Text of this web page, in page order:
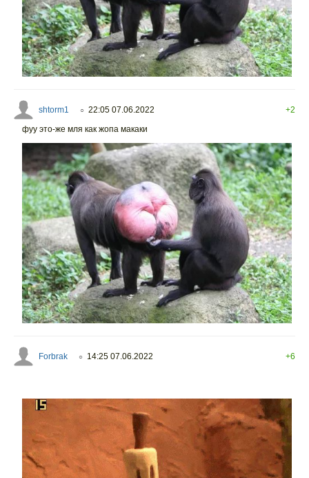
shtorm1 ○ 22:05 07.06.2022
+2
фуу это-же мля как жопа макаки
Forbrak ○ 14:25 07.06.2022 +6